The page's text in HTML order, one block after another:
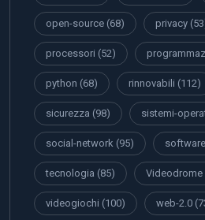
open-source (68) privacy
processori (52)
python (68) rinnovabili (112)
sicurezza (98) sistemi-
social-network (95) software
tecnologia (85) Videodrome
videogiochi (100) web-2.0